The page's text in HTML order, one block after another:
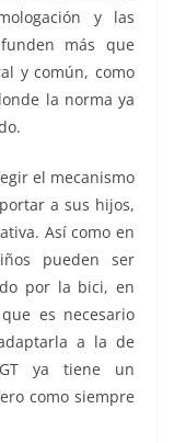
y las
más que
y común, como
la norma ya
el mecanismo
a sus hijos,
Así como en
pueden ser
por la bici, en
es necesario
a la de
ya tiene un
como siempre